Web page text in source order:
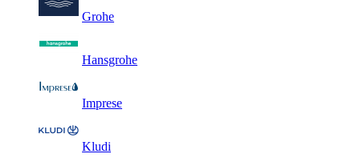
Grohe
Hansgrohe
Imprese
Kludi